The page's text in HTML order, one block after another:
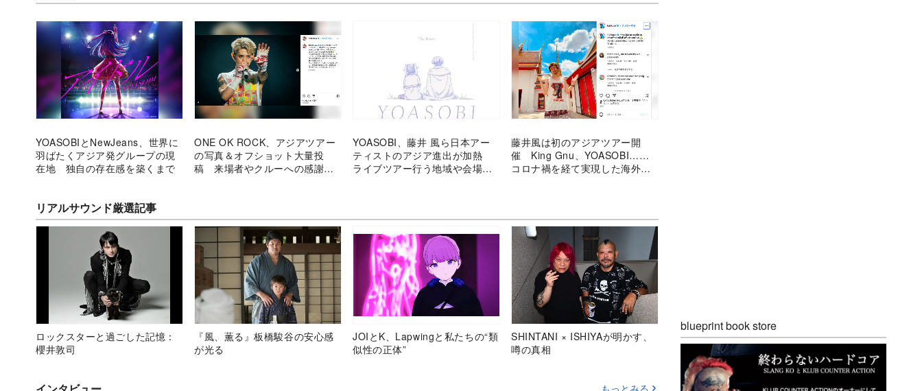
YOASOBIとNewJeans、世界に
羽ばたくアジア発グループの現
在地 独自の存在感を築くまで
ONE OK ROCK、アジアツアー
の写真＆オフショット大量投
稿 来場者やクルーへの感謝綴
YOASOBI、藤井 風ら日本アー
ティストのアジア進出が加熱
ライブツアー行う地域や会場キ
藤井風は初のアジアツアー開
催 King Gnu、YOASOBI……
コロナ禍を経て実現した海外で
リアルサウンド厳選記事
ロックスターと過ごした記憶：
櫻井敦司
『風、薫る』板橋駿谷の安心感
が光る
JOIとK、Lapwingと私たちの“類
似性の正体”
SHINTANI × ISHIYAが明かす、
噂の真相
もっとみる
blueprint book store